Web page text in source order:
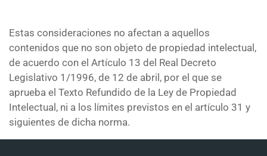
Estas consideraciones no afectan a aquellos
contenidos que no son objeto de propiedad intelectual,
de acuerdo con el Artículo 13 del Real Decreto
Legislativo 1/1996, de 12 de abril, por el que se
aprueba el Texto Refundido de la Ley de Propiedad
Intelectual, ni a los límites previstos en el artículo 31 y
siguientes de dicha norma.